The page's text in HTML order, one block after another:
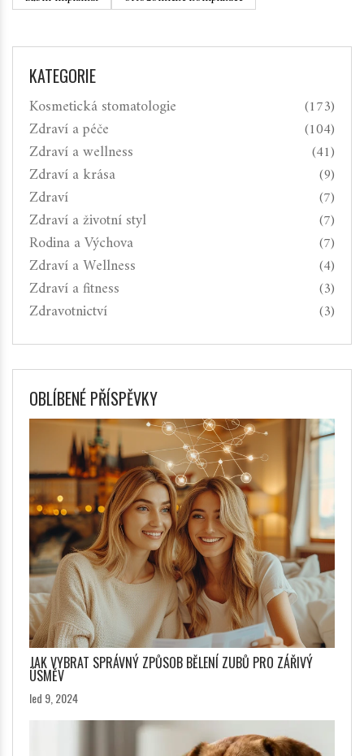
KATEGORIE
Kosmetická stomatologie (173)
Zdraví a péče (104)
Zdraví a wellness (41)
Zdraví a krása (9)
Zdraví (7)
Zdraví a životní styl (7)
Rodina a Výchova (7)
Zdraví a Wellness (4)
Zdraví a fitness (3)
Zdravotnictví (3)
OBLÍBENÉ PŘÍSPĚVKY
JAK VYBRAT SPRÁVNÝ ZPŮSOB BĚLENÍ ZUBŮ PRO ZÁŘIVÝ
ÚSMĚV
led 9, 2024